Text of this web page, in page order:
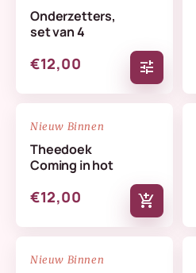
Onderzetters,
set van 4
€12,00 tune
NIEUW
Nieuw Binnen
Theedoek
Coming in hot
€12,00 add_shopping_cart
NIEUW
Nieuw Binnen